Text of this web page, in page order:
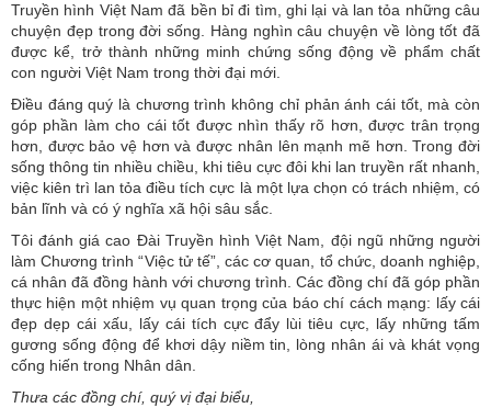
Truyền hình Việt Nam đã bền bỉ đi tìm, ghi lại và lan tỏa những câu
chuyện đẹp trong đời sống. Hàng nghìn câu chuyện về lòng tốt đã
được kể, trở thành những minh chứng sống động về phẩm chất
con người Việt Nam trong thời đại mới.
Điều đáng quý là chương trình không chỉ phản ánh cái tốt, mà còn
góp phần làm cho cái tốt được nhìn thấy rõ hơn, được trân trọng
hơn, được bảo vệ hơn và được nhân lên mạnh mẽ hơn. Trong đời
sống thông tin nhiều chiều, khi tiêu cực đôi khi lan truyền rất nhanh,
việc kiên trì lan tỏa điều tích cực là một lựa chọn có trách nhiệm, có
bản lĩnh và có ý nghĩa xã hội sâu sắc.
Tôi đánh giá cao Đài Truyền hình Việt Nam, đội ngũ những người
làm Chương trình “Việc tử tế”, các cơ quan, tổ chức, doanh nghiệp,
cá nhân đã đồng hành với chương trình. Các đồng chí đã góp phần
thực hiện một nhiệm vụ quan trọng của báo chí cách mạng: lấy cái
đẹp dẹp cái xấu, lấy cái tích cực đẩy lùi tiêu cực, lấy những tấm
gương sống động để khơi dậy niềm tin, lòng nhân ái và khát vọng
cống hiến trong Nhân dân.
Thưa các đồng chí, quý vị đại biểu,